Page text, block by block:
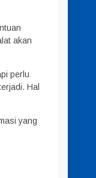
akan
perlu
Hal
yang